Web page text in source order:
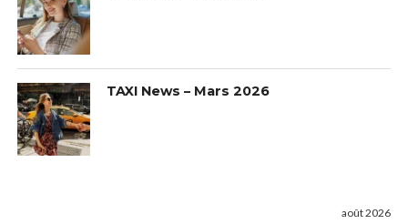
TAXI News – Mars 2026
août 2026